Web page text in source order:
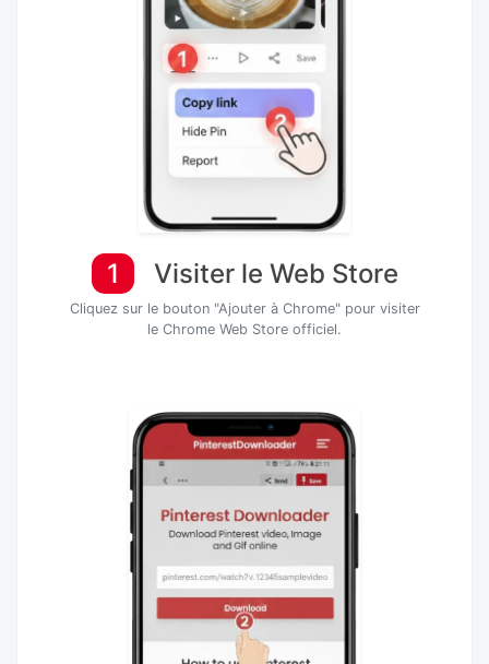
1 Visiter le Web Store
Cliquez sur le bouton "Ajouter à Chrome" pour visiter
le Chrome Web Store officiel.